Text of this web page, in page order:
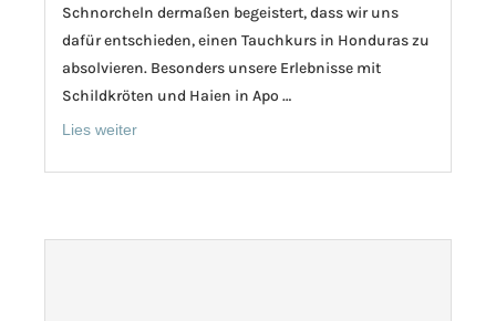
Schnorcheln dermaßen begeistert, dass wir uns
dafür entschieden, einen Tauchkurs in Honduras zu
absolvieren. Besonders unsere Erlebnisse mit
Schildkröten und Haien in Apo …
Lies weiter